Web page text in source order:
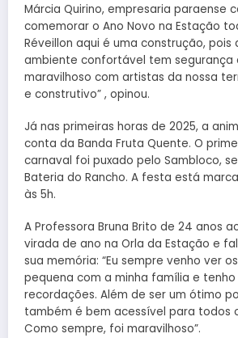
Márcia Quirino, empresaria paraense
comemorar o Ano Novo na Estação
Réveillon aqui é uma construção, pois
ambiente confortável tem segurança
maravilhoso com artistas da nossa
e construtivo” , opinou.
Já nas primeiras horas de 2025, a
conta da Banda Fruta Quente. O
carnaval foi puxado pelo Sambloco,
Bateria do Rancho. A festa está
às 5h.
A Professora Bruna Brito de 24 anos
virada de ano na Orla da Estação e
sua memória: “Eu sempre venho ver
pequena com a minha família e
recordações. Além de ser um ótimo
também é bem acessível para todos
Como sempre, foi maravilhoso”.